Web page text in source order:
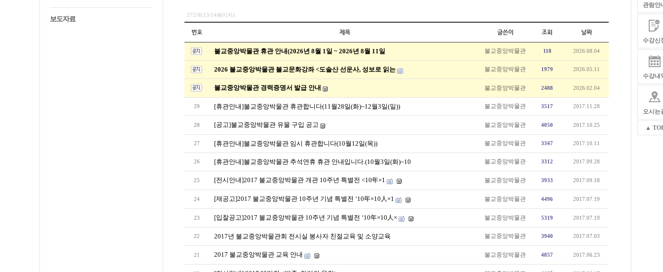
보도자료
272개(13/14페이지)
번호 제목 글쓴이 조회 날짜
불교중앙박물관 휴관 안내(2026년 8월 1일 ~ 2026년 8월 11일 불교중앙박물관 118 2026.08.04
2026 불교중앙박물관 불교문화강좌 <도솔산 선운사, 성보로 읽는 불교중앙박물관 1979 2026.05.11
불교중앙박물관 경력증명서 발급 안내 불교중앙박물관 2488 2026.02.04
29 [휴관안내]불교중앙박물관 휴관합니다(11월28일(화)~12월3일(일)) 불교중앙박물관 3517 2017.11.28
28 [공고]불교중앙박물관 유물 구입 공고 불교중앙박물관 4050 2017.10.25
27 [휴관안내]불교중앙박물관 임시 휴관합니다(10월12일(목)) 불교중앙박물관 3347 2017.10.11
26 [휴관안내]불교중앙박물관 추석연휴 휴관 안내입니다.(10월3일(화)~10 불교중앙박물관 3312 2017.09.28
25 [전시안내]2017 불교중앙박물관 개관 10주년 특별전 <10年×1 불교중앙박물관 3933 2017.09.18
24 [재공고]2017 불교중앙박물관 10주년 기념 특별전 ‘10年×10人×1 불교중앙박물관 4496 2017.07.19
23 [입찰공고]2017 불교중앙박물관 10주년 기념 특별전 ‘10年×10人× 불교중앙박물관 5319 2017.07.19
22 2017년 불교중앙박물관회 전시실 봉사자 친절교육 및 소양교육 불교중앙박물관 3940 2017.07.03
21 2017 불교중앙박물관 교육 안내 불교중앙박물관 4857 2017.06.23
관람안
수강신
수강내
오시는
▲